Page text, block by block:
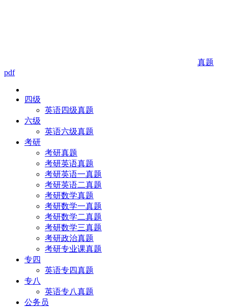
真题
pdf
四级
英语四级真题
六级
英语六级真题
考研
考研真题
考研英语真题
考研英语一真题
考研英语二真题
考研数学真题
考研数学一真题
考研数学二真题
考研数学三真题
考研政治真题
考研专业课真题
专四
英语专四真题
专八
英语专八真题
公务员